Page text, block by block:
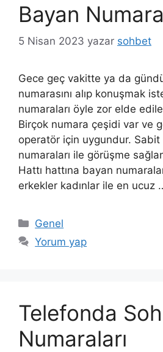
Bayan
5 Nisan 2023 yazar sohbet
Gece geç vakitte ya da
numarasını alıp konuşmak
numaraları öyle zor elde
Birçok numara çeşidi var ve
operatör için uygundur.
numaraları ile görüşme
Hattı hattına bayan
erkekler kadınlar ile en ucuz
Kategoriler
Genel
Yorum yap
Telefonda
Numaraları